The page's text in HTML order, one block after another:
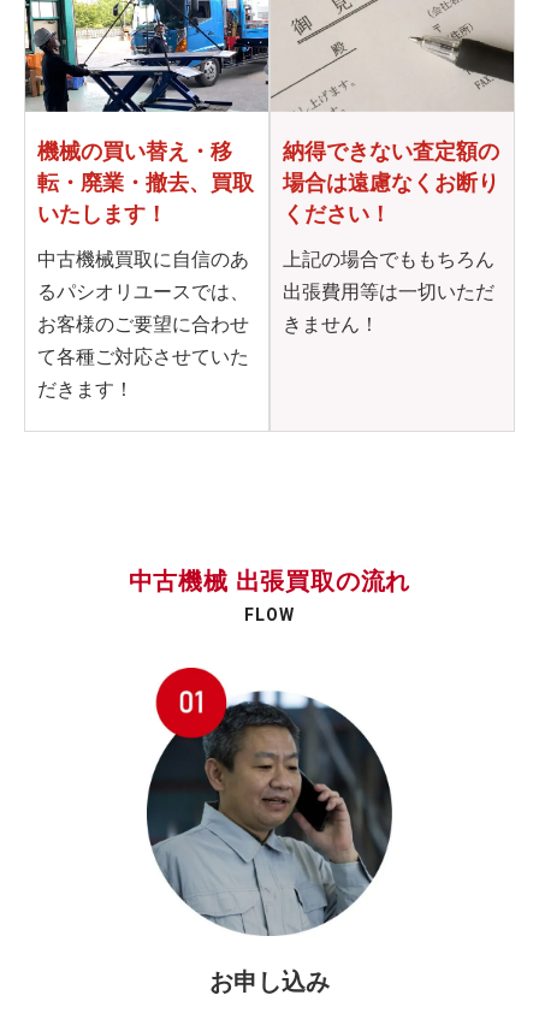
機械の買い替え・移
転・ 廃業・撤去、買取
いたします！
中古機械買取に自信のあ
るパシオリユースでは、
お客様のご要望に合わせ
て各種ご対応させていた
だきます！
納得できない査定額の
場合は遠慮なくお断り
ください！
上記の場合でももちろん
出張費用等は一切いただ
きません！
中古機械 出張買取の流れ
FLOW
お申し込み